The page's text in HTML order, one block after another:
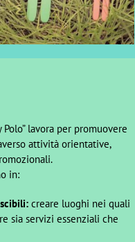
lavora per promuovere
attività orientative,
in:
creare luoghi nei quali
sia servizi essenziali che